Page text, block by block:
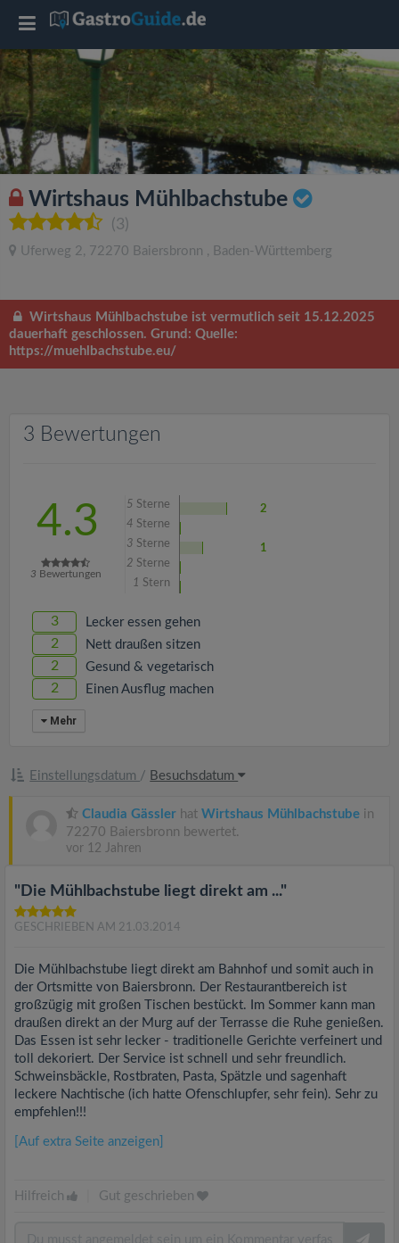
Wirtshaus Mühlbachstube
(3)
Uferweg 2, 72270 Baiersbronn , Baden-Württemberg
Wirtshaus Mühlbachstube ist vermutlich seit 15.12.2025
dauerhaft geschlossen. Grund: Quelle:
https://muehlbachstube.eu/
3 Bewertungen
4.3
3 Bewertungen
5 Sterne
2
4 Sterne
3 Sterne
1
2 Sterne
1 Stern
3 Lecker essen gehen
2 Nett draußen sitzen
2 Gesund & vegetarisch
2 Einen Ausflug machen
Mehr
Einstellungsdatum / Besuchsdatum
Claudia Gässler hat Wirtshaus Mühlbachstube in
72270 Baiersbronn bewertet.
vor 12 Jahren
"Die Mühlbachstube liegt direkt am ..."
GESCHRIEBEN AM 21.03.2014
Die Mühlbachstube liegt direkt am Bahnhof und somit auch in
der Ortsmitte von Baiersbronn. Der Restaurantbereich ist
großzügig mit großen Tischen bestückt. Im Sommer kann man
draußen direkt an der Murg auf der Terrasse die Ruhe genießen.
Das Essen ist sehr lecker - traditionelle Gerichte verfeinert und
toll dekoriert. Der Service ist schnell und sehr freundlich.
Schweinsbäckle, Rostbraten, Pasta, Spätzle und sagenhaft
leckere Nachtische (ich hatte Ofenschlupfer, sehr fein). Sehr zu
empfehlen!!!
[Auf extra Seite anzeigen]
Hilfreich Gut geschrieben
T
o
g
g
l
e
a
i